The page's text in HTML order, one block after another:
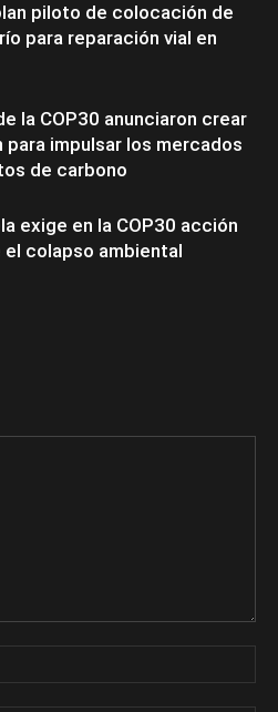
piloto de colocación de
para reparación vial en
la COP30 anunciaron crear
para impulsar los mercados
de carbono
exige en la COP30 acción
el colapso ambiental